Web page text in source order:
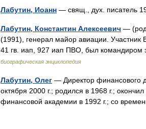
Лабутин, Иоанн — свящ., дух. писатель
Лабутин, Константин Алексеевич —
(1991), генерал майор авиации. Участник
41 гв. иап, 927 иап ПВО, был
биографическая энциклопедия
Лабутин, Олег — Директор финансового
октября 2000 г.; родился в 1968 г.;
финансовой академии в 1992 г.; со